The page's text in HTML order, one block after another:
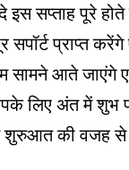
इस सप्ताह पूरे
सपॉर्ट प्राप्त
सामने आते
लिए अंत में शुभ
शुरुआत की वजह से